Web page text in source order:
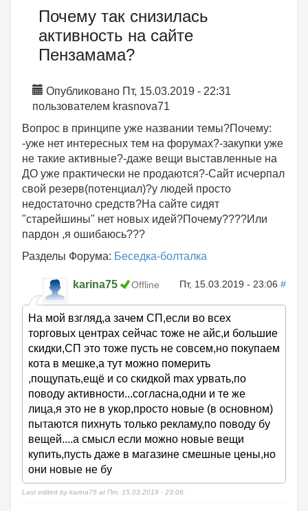
Почему так снизилась
активность на сайте
Пензамама?
Опубликовано Пт, 15.03.2019 - 22:31
пользователем krasnova71
Вопрос в принципе уже названии темы?Почему:
-уже нет интересных тем на форумах?-закупки уже
не такие активные?-даже вещи выставленные на
ДО уже практически не продаются?-Сайт исчерпал
свой резерв(потенциал)?у людей просто
недостаточно средств?На сайте сидят
"старейшины" нет новых идей?Почему????Или
пардон ,я ошибаюсь???
Разделы Форума: Беседка-болталка
karina75 Offline Пт, 15.03.2019 - 23:06 #
На мой взгляд,а зачем СП,если во всех
торговых центрах сейчас тоже не айс,и большие
скидки,СП это тоже пусть не совсем,но покупаем
кота в мешке,а тут можно померить
,пощупать,ещё и со скидкой max урвать,по
поводу активности...согласна,одни и те же
лица,я это не в укор,просто новые (в основном)
пытаются пихнуть только рекламу,по поводу бу
вещей....а смысл если можно новые вещи
купить,пусть даже в магазине смешные цены,но
они новые не бу
Last edited by karina75 at Пт, 15.03.2019 - 23:06.